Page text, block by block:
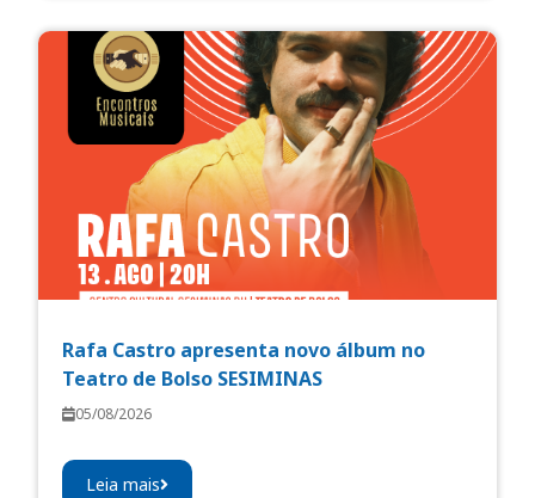
Rafa Castro apresenta novo álbum no
Teatro de Bolso SESIMINAS
05/08/2026
Leia mais